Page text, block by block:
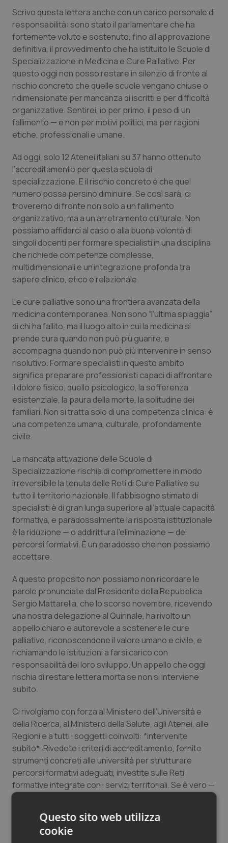
Friuli Venezia Giulia
Lazio
Liguria
Lombardia
Marche
Piemonte
Provincia Autonoma di Bolzano
Provincia Autonoma di Trento
Puglia
Sardegna
Sicilia
Toscana
Umbria
Valle D’Aosta
Veneto
Dermatite Atopica
Diabete & glucometri
Disturbi dell’umore
Dolore
Donna & Salute
HIV
Infezioni & Febbre
Ipertensione & Scompenso
Malattie rare
Malattia di Crohn & Rettocolite Ulcerosa
Neuroscienze & patologie neurodegenerative
Obesità
Oftalmologia
Oncodermatologia
Oncoematologia
Oncologia & Nutrizione
Psoriasi & pelle
Quotidiano Cardiologia
Quotidiano Chirurgia
Quotidiano Oncologia
Quotidiano Pediatria
Rene & patologie urogenitali
Salute orale & impianti
Sangue & coagulazione
Tiroide
Tumore al seno
Tumore ovarico
Tumori del Polmone & Testa Collo
Tumori gastrointestinali
Ulcera & Reflusso
Vaccini
Scrivo questa lettera anche con un carico personale di
responsabilità: sono stato il parlamentare che ha
fortemente voluto e sostenuto, fino all’approvazione
definitiva, il provvedimento che ha istituito le Scuole di
Specializzazione in Medicina e Cure Palliative. Per
questo oggi non posso restare in silenzio di fronte al
rischio concreto che quelle scuole vengano chiuse o
ridimensionate per mancanza di iscritti e per difficoltà
organizzative. Sentirei, io per primo, il peso di un
fallimento — e non per motivi politici, ma per ragioni
etiche, professionali e umane.
Ad oggi, solo 12 Atenei italiani su 37 hanno ottenuto
l’accreditamento per questa scuola di
specializzazione. E il rischio concreto è che quel
numero possa persino diminuire. Se così sarà, ci
troveremo di fronte non solo a un fallimento
organizzativo, ma a un arretramento culturale. Non
possiamo affidarci al caso o alla buona volontà di
singoli docenti per formare specialisti in una disciplina
che richiede competenze complesse,
multidimensionali e un’integrazione profonda tra
sapere clinico, etico e relazionale.
Le cure palliative sono una frontiera avanzata della
medicina contemporanea. Non sono “l’ultima spiaggia”
di chi ha fallito, ma il luogo alto in cui la medicina si
prende cura quando non può più guarire, e
accompagna quando non può più intervenire in senso
risolutivo. Formare specialisti in questo ambito
significa preparare professionisti capaci di affrontare
il dolore fisico, quello psicologico, la sofferenza
esistenziale, la paura della morte, la solitudine dei
familiari. Non si tratta solo di una competenza clinica: è
una competenza umana, culturale, profondamente
civile.
La mancata attivazione delle Scuole di
Specializzazione rischia di compromettere in modo
irreversibile la tenuta delle Reti di Cure Palliative su
tutto il territorio nazionale. Il fabbisogno stimato di
specialisti è di gran lunga superiore all’attuale capacità
formativa, e paradossalmente la risposta istituzionale
è la riduzione — o addirittura l’eliminazione — dei
percorsi formativi. È un paradosso che non possiamo
accettare.
A questo proposito non possiamo non ricordare le
parole pronunciate dal Presidente della Repubblica
Sergio Mattarella, che lo scorso novembre, ricevendo
una nostra delegazione al Quirinale, ha rivolto un
appello chiaro e autorevole a sostenere le cure
palliative, riconoscendone il valore umano e civile, e
richiamando le istituzioni a farsi carico con
responsabilità del loro sviluppo. Un appello che oggi
rischia di restare lettera morta se non si interviene
subito.
Ci rivolgiamo con forza al Ministero dell’Università e
della Ricerca, al Ministero della Salute, agli Atenei, alle
Regioni e a tutti i soggetti coinvolti: *intervenite
subito*. Rivedete i criteri di accreditamento, fornite
strumenti concreti alle università per strutturare
percorsi formativi adeguati, investite sulle Reti
formative integrate con i servizi territoriali. Se è vero —
com’è vero — che non si può curare senza formazione,
parte dei pazienti e del loro diritto alla cura, o dalla
parte della rinuncia.
Questo sito web utilizza
cookie